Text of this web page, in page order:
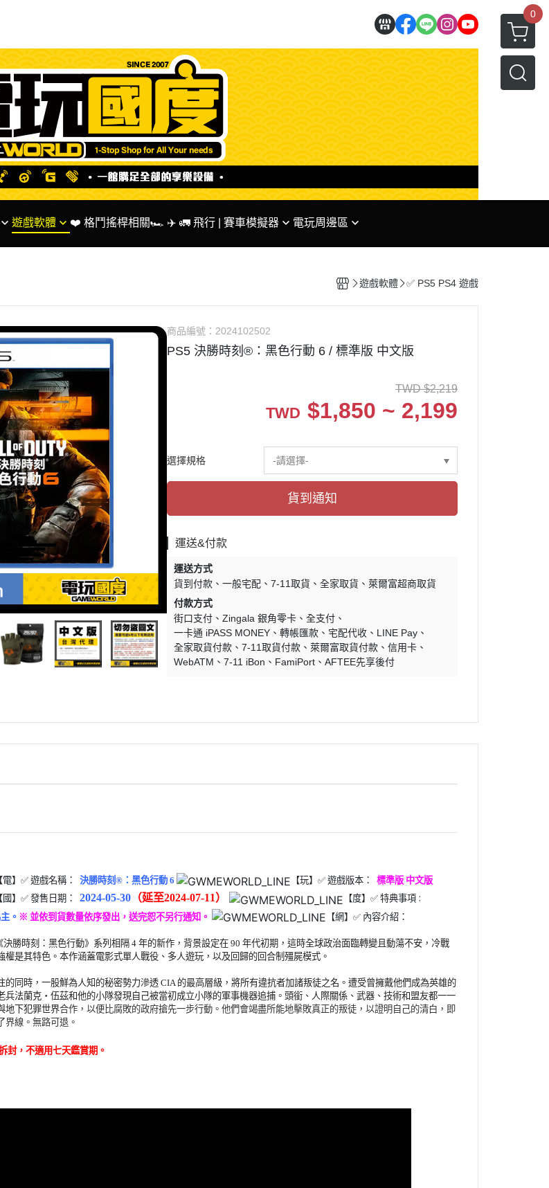
0
遊戲軟體
匣
戲
戲
❤️ 格鬥搖桿相關🏎 ✈️ 🚛 飛行 | 賽車模擬器
✅ 賽車架 相關
電玩周邊區
遊戲軟體 ✅ PS5 PS4 遊戲
商品編號： 2024102502
PS5 決勝時刻®：黑色行動 6 / 標準版 中文版
TWD $2,219
TWD $1,850 ~ 2,199
選擇規格 -請選擇-
貨到通知
運送&付款
運送方式
貨到付款
一般宅配 7-11取貨 全家取貨
萊爾富超商取貨
付款方式
街口支付
Zingala 銀角零卡
全支付
一卡通 iPASS MONEY
轉帳匯款 宅配代收
LINE Pay
全家取貨付款
7-11取貨付款 萊爾富取貨付款
信用卡
WebATM
7-11 iBon FamiPort AFTEE先享後付
電】✅ 遊戲名稱： 決勝時刻®：黑色行動 6 【玩】 ✅ 遊戲版本： 標準版 中文版
國】✅ 發售日期： 2024-05-30 （延至2024-07-11） 【度】✅ 特典事項 ：
。 ※ 並依到貨數量依序發出，送完恕不另行通知。 【網】✅ 內容介紹：
決勝時刻：黑色行動》系列相隔 4 年的新作，背景設定在 90 年代初期，這時全球政治面臨轉變且動蕩不安，冷戰
權是其特色。本作涵蓋電影式單人戰役、多人遊玩，以及回歸的回合制殭屍模式。
時，一股鮮為人知的秘密勢力滲透 CIA 的最高層級，將所有違抗者加諸叛徒之名。遭受曾擁戴他們成為英雄的
兵法蘭克・伍茲和他的小隊發現自己被當初成立小隊的軍事機器追捕。頭銜、人際關係、武器、技術和盟友都一一
地下犯罪世界合作，以便比腐敗的政府搶先一步行動。他們會竭盡所能地擊敗真正的叛徒，以證明自己的清白，即
界線。無路可退。
封，不適用七天鑑賞期 。